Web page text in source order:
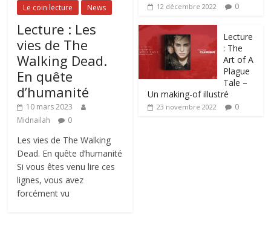
Le coin lecture News
Lecture : Les
vies de The
Walking Dead.
En quête
d’humanité
10 mars 2023
Midnailah
0
Les vies de The Walking
Dead. En quête d’humanité
Si vous êtes venu lire ces
lignes, vous avez
forcément vu
12 décembre 2022 0
Lecture
: The
Art of A
Plague
Tale –
Un making-of illustré
23 novembre 2022 0